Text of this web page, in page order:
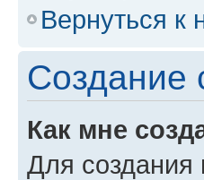
Вернуться к
Создание
Как мне
Для